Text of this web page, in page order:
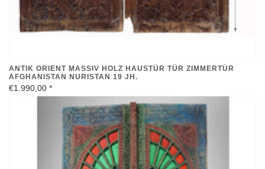
ANTIK ORIENT MASSIV HOLZ HAUSTÜR TÜR ZIMMERTÜR
AFGHANISTAN NURISTAN 19 JH.
€1.990,00 *